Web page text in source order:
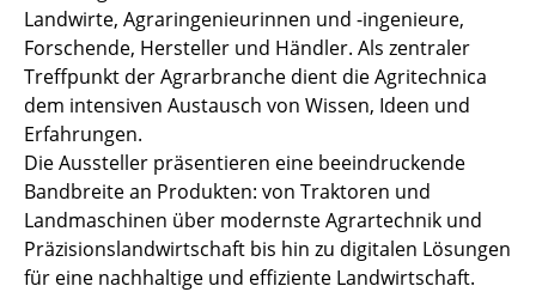
Landwirte, Agraringenieurinnen und -ingenieure,
Forschende, Hersteller und Händler. Als zentraler
Treffpunkt der Agrarbranche dient die Agritechnica
dem intensiven Austausch von Wissen, Ideen und
Erfahrungen.
Die Aussteller präsentieren eine beeindruckende
Bandbreite an Produkten: von Traktoren und
Landmaschinen über modernste Agrartechnik und
Präzisionslandwirtschaft bis hin zu digitalen Lösungen
für eine nachhaltige und effiziente Landwirtschaft.